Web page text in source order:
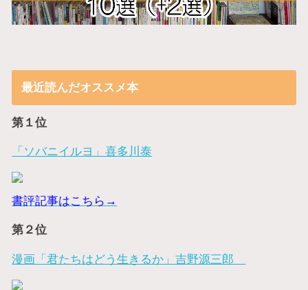
最近読んだオススメ本
第１位
「ソバニイルヨ」喜多川泰
書評記事はこちら→
第２位
漫画「君たちはどう生きるか」吉野源三郎